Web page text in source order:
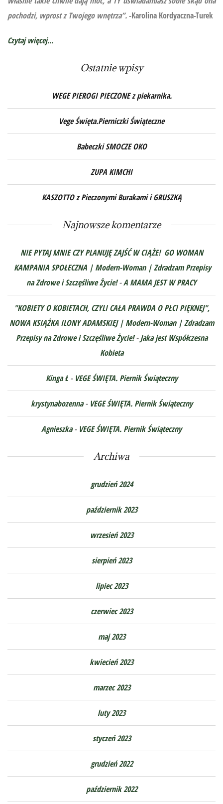
pochodzi, wprost z Twojego wnętrza”.-Karolina Kordyaczna-Turek
Czytaj więcej...
Ostatnie wpisy
WEGE PIEROGI PIECZONE z piekarnika.
Vege Święta.Pierniczki Świąteczne
Babeczki SMOCZE OKO
ZUPA KIMCHI
KASZOTTO z Pieczonymi Burakami i GRUSZKĄ
Najnowsze komentarze
NIE PYTAJ MNIE CZY PLANUJĘ ZAJŚĆ W CIĄŻE! GO WOMAN
KAMPANIA SPOŁECZNA | Modern-Woman | Zdradzam Przepisy
na Zdrowe i Szczęśliwe Życie!-A MAMA JEST W PRACY
"KOBIETY O KOBIETACH, CZYLI CAŁA PRAWDA O PŁCI PIĘKNEJ",
NOWA KSIĄŻKA ILONY ADAMSKIEJ | Modern-Woman | Zdradzam
Przepisy na Zdrowe i Szczęśliwe Życie!-Jaka jest Współczesna
Kobieta
Kinga Ł- VEGE ŚWIĘTA. Piernik Świąteczny
krystynabozenna- VEGE ŚWIĘTA. Piernik Świąteczny
Agnieszka- VEGE ŚWIĘTA. Piernik Świąteczny
Archiwa
grudzień 2024
październik 2023
wrzesień 2023
sierpień 2023
lipiec 2023
czerwiec 2023
maj 2023
kwiecień 2023
marzec 2023
luty 2023
styczeń 2023
grudzień 2022
październik 2022